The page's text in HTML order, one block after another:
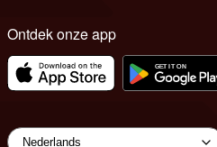
Ontdek onze app